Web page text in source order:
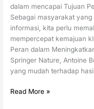
dalam mencapai Tujuan
Sebagai masyarakat
informasi, kita perlu
mempercepat kemajuan
Peran dalam
Springer Nature, Antoine
yang mudah terhadap
Read More »